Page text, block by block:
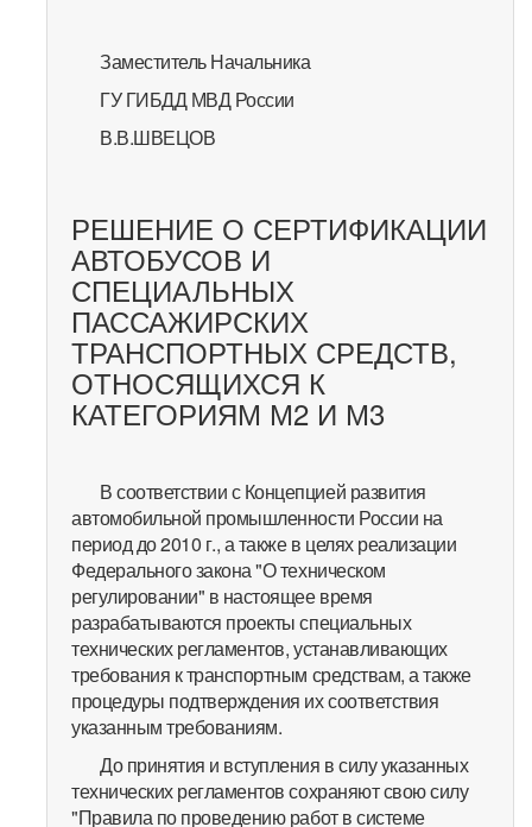
Заместитель Начальника
ГУ ГИБДД МВД России
В.В.ШВЕЦОВ
РЕШЕНИЕ О СЕРТИФИКАЦИИ
АВТОБУСОВ И
СПЕЦИАЛЬНЫХ
ПАССАЖИРСКИХ
ТРАНСПОРТНЫХ СРЕДСТВ,
ОТНОСЯЩИХСЯ К
КАТЕГОРИЯМ М2 И М3
В соответствии с Концепцией развития
автомобильной промышленности России на
период до 2010 г., а также в целях реализации
Федерального закона "О техническом
регулировании" в настоящее время
разрабатываются проекты специальных
технических регламентов, устанавливающих
требования к транспортным средствам, а также
процедуры подтверждения их соответствия
указанным требованиям.
До принятия и вступления в силу указанных
технических регламентов сохраняют свою силу
"Правила по проведению работ в системе